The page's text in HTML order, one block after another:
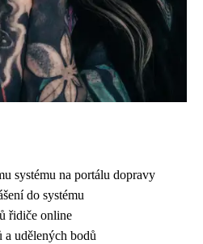
systému na portálu dopravy
do systému
řidiče online
a udělených bodů